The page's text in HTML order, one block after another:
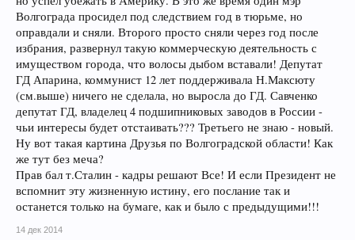
Волгограда просидел под следствием год в тюрьме, но
оправдали и сняли. Второго просто сняли через год после
избрания, развернул такую коммерческую деятельность с
имуществом города, что волосы дыбом вставали! Депутат
ГД Апарина, коммунист 12 лет поддерживала Н.Максюту
(см.выше) ничего не сделала, но выросла до ГД. Савченко
депутат ГД, владелец 4 подшипниковых заводов в России -
чьи интересы будет отстаивать??? Третьего не знаю - новый.
Ну вот такая картина Друзья по Волгоградской области! Как
же тут без меча?
Прав бал т.Сталин - кадры решают Все! И если Президент не
вспомнит эту жизненную истину, его послание так и
останется только на бумаге, как и было с предыдущими!!!
14 дек 2014